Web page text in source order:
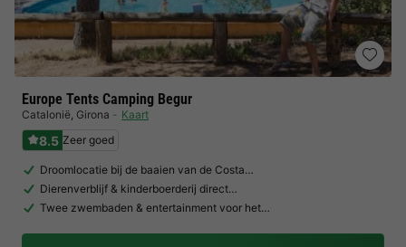
Europe Tents Camping Begur
Catalonië, Girona Kaart
8.5 Zeer goed
Droomlocatie bij de baaien van de Costa…
Dierenverblijf & kinderboerderij direct…
Twee zwembaden & entertainment voor het…